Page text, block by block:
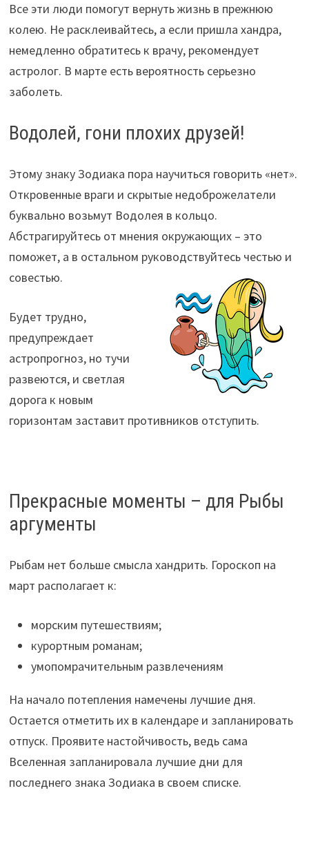
Все эти люди помогут вернуть жизнь в прежнюю
колею. Не расклеивайтесь, а если пришла хандра,
немедленно обратитесь к врачу, рекомендует
астролог. В марте есть вероятность серьезно
заболеть.
Водолей, гони плохих друзей!
Этому знаку Зодиака пора научиться говорить «нет».
Откровенные враги и скрытые недоброжелатели
буквально возьмут Водолея в кольцо.
Абстрагируйтесь от мнения окружающих – это
поможет, а в остальном руководствуйтесь честью и
совестью.
Будет трудно,
предупреждает
астропрогноз, но тучи
развеются, и светлая
дорога к новым
горизонтам заставит противников отступить.
Прекрасные моменты – для Рыбы
аргументы
Рыбам нет больше смысла хандрить. Гороскоп на
март располагает к:
морским путешествиям;
курортным романам;
умопомрачительным развлечениям
На начало потепления намечены лучшие дня.
Остается отметить их в календаре и запланировать
отпуск. Проявите настойчивость, ведь сама
Вселенная запланировала лучшие дни для
последнего знака Зодиака в своем списке.